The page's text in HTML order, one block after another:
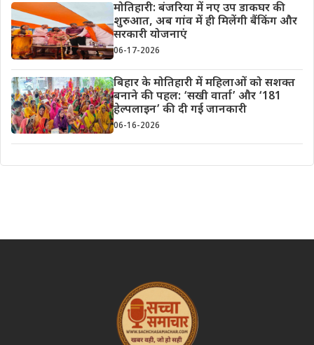
मोतिहारी: बंजरिया में नए उप डाकघर की
शुरुआत, अब गांव में ही मिलेंगी बैंकिंग और
सरकारी योजनाएं
06-17-2026
बिहार के मोतिहारी में महिलाओं को सशक्त
बनाने की पहल: ‘सखी वार्ता’ और ‘181
हेल्पलाइन’ की दी गई जानकारी
06-16-2026